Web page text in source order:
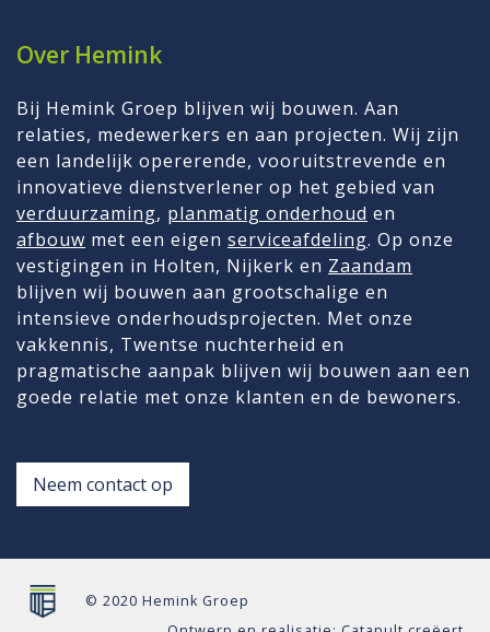
Over Hemink
Bij Hemink Groep blijven wij bouwen. Aan
relaties, medewerkers en aan projecten. Wij zijn
een landelijk opererende, vooruitstrevende en
innovatieve dienstverlener op het gebied van
verduurzaming, planmatig onderhoud en
afbouw met een eigen serviceafdeling. Op onze
vestigingen in Holten, Nijkerk en Zaandam
blijven wij bouwen aan grootschalige en
intensieve onderhoudsprojecten. Met onze
vakkennis, Twentse nuchterheid en
pragmatische aanpak blijven wij bouwen aan een
goede relatie met onze klanten en de bewoners.
Neem contact op
© 2020 Hemink Groep